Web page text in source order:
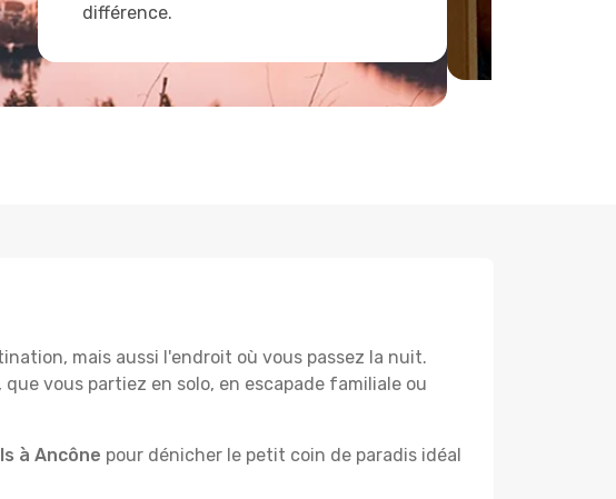
différence.
mais aussi l'endroit où vous passez la nuit.
vous partiez en solo, en escapade familiale ou
à Ancône pour dénicher le petit coin de paradis idéal